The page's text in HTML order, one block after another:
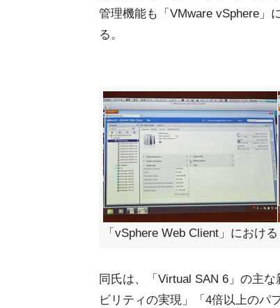
管理機能も「VMware vSphere」
る。
「vSphere Web Client」におけ
同氏は、「Virtual SAN 6」の主
ビリティの実現」「4倍以上のパ